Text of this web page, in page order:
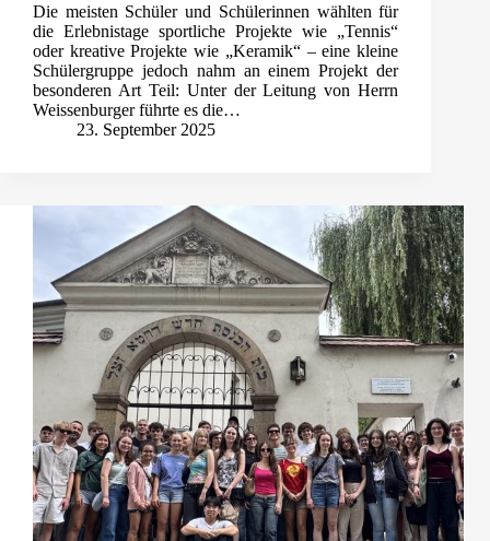
Die meisten Schüler und Schülerinnen wählten für
die Erlebnistage sportliche Projekte wie „Tennis“
oder kreative Projekte wie „Keramik“ – eine kleine
Schülergruppe jedoch nahm an einem Projekt der
besonderen Art Teil: Unter der Leitung von Herrn
Weissenburger führte es die…
23. September 2025